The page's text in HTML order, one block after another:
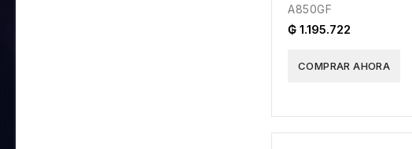
A850GF
₲ 1.195.722
COMPRAR AHORA